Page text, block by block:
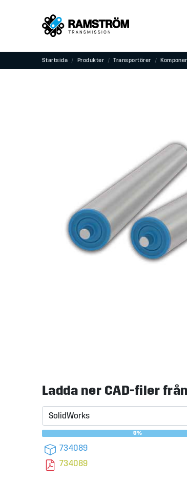
Startsida Produkter Transportörer
Ladda ner CAD-filer
0%
734089
734089